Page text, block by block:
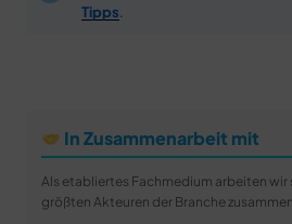
Tipps.
In Zusammenarbeit mit
Als etabliertes Fachmedium arbeiten wir
größten Akteuren der Branche